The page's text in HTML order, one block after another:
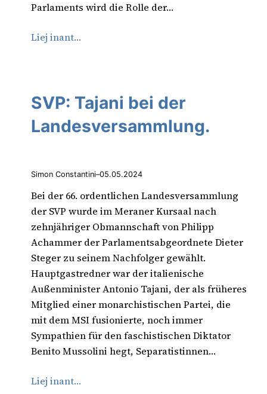
Parlaments wird die Rolle der…
Liej inant…
SVP: Tajani bei der
Landesversammlung.
Simon Constantini–05.05.2024
Bei der 66. ordentlichen Landesversammlung
der SVP wurde im Meraner Kursaal nach
zehnjähriger Obmannschaft von Philipp
Achammer der Parlamentsabgeordnete Dieter
Steger zu seinem Nachfolger gewählt.
Hauptgastredner war der italienische
Außenminister Antonio Tajani, der als früheres
Mitglied einer monarchistischen Partei, die
mit dem MSI fusionierte, noch immer
Sympathien für den faschistischen Diktator
Benito Mussolini hegt, Separatistinnen…
Liej inant…